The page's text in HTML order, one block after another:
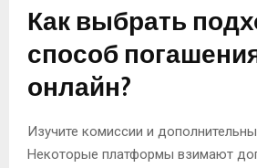
Как выбрать
способ
онлайн?
Изучите комиссии и
Некоторые платформы взимают